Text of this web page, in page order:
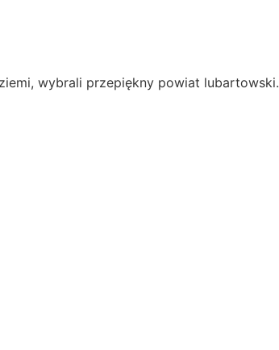
wybrali przepiękny powiat lubartowski.